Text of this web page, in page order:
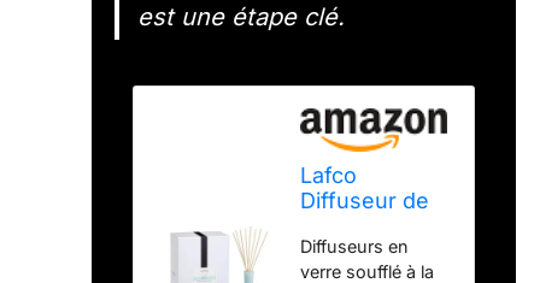
est une étape clé.
Lafco
Diffuseur de
Marine
Diffuseurs en
verre soufflé à la